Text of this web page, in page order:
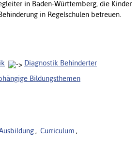
in Baden-Württemberg, die Kinder
in Regelschulen betreuen.
Diagnostik Behinderter
Bildungsthemen
, Curriculum ,